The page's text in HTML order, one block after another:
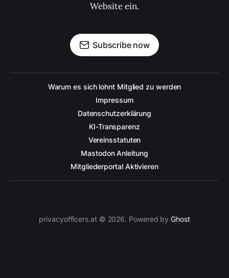
Website ein.
Subscribe now
Warum es sich lohnt Mitglied zu werden
Impressum
Datenschutzerklärung
KI-Transparenz
Vereinsstatuten
Mastodon Anleitung
Mitgliederportal Aktivieren
privacyofficers.at © 2026. Powered byGhost